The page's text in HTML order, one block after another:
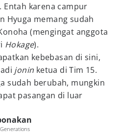
Entah karena campur
Hyuga memang sudah
(mengingat anggota
Hokage).
kebebasan di sini,
jonin ketua di Tim 15.
sudah berubah, mungkin
pasangan di luar